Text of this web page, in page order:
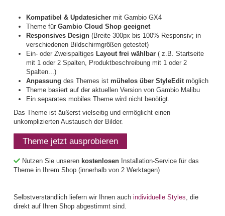
Kompatibel & Updatesichermit Gambio GX4
Theme für Gambio Cloud Shop geeignet
Responsives Design(Breite 300px bis 100% Responsiv; in
verschiedenen Bildschirmgrößen getestet)
Ein- oder Zweispaltiges Layout frei wählbar( z.B. Startseite
mit 1 oder 2 Spalten, Produktbeschreibung mit 1 oder 2
Spalten...)
Anpassung des Themes ist mühelos über StyleEditmöglich
Theme basiert auf der aktuellen Version von Gambio Malibu
Ein separates mobiles Theme wird nicht benötigt.
Das Theme ist äußerst vielseitig und ermöglicht einen
unkomplizierten Austausch der Bilder.
Theme jetzt ausprobieren
Nutzen Sie unseren kostenlosenInstallation-Service für das
Theme in Ihrem Shop (innerhalb von 2 Werktagen)
Selbstverständlich liefern wir Ihnen auch individuelle Styles, die
direkt auf Ihren Shop abgestimmt sind.